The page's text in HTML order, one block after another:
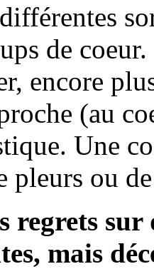
de
encore
(au
Une
pleurs ou
regrets sur
mais